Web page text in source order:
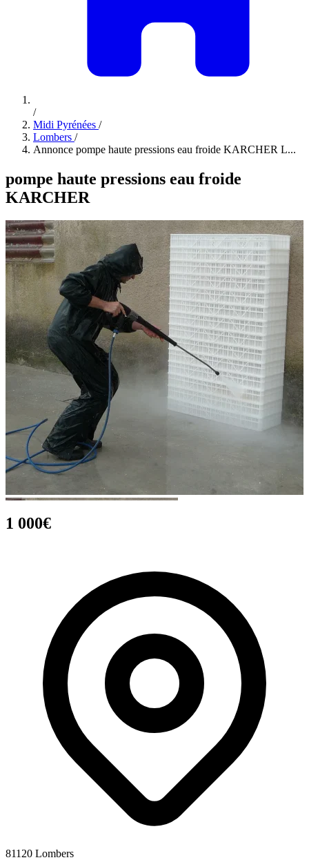
/
Midi Pyrénées /
Lombers /
Annonce pompe haute pressions eau froide KARCHER L...
pompe haute pressions eau froide
KARCHER
1 000€
81120 Lombers